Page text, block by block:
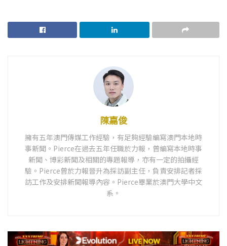
陳嘉俊
擁有五年澳門傳媒工作經驗，有足夠經驗編寫澳門本地時
事新聞。Pierce在過去五年任職於力報，曾編寫本地時事
新聞、博彩新聞及相關的專題報導，亦有一定的拍攝經
驗。Pierce曾於力報晉升為採訪副主任，負責安排記者採
訪工作及安排新聞報導內容。Pierce畢業於澳門大學中文
系。